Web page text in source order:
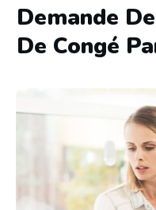
Demande
De Congé